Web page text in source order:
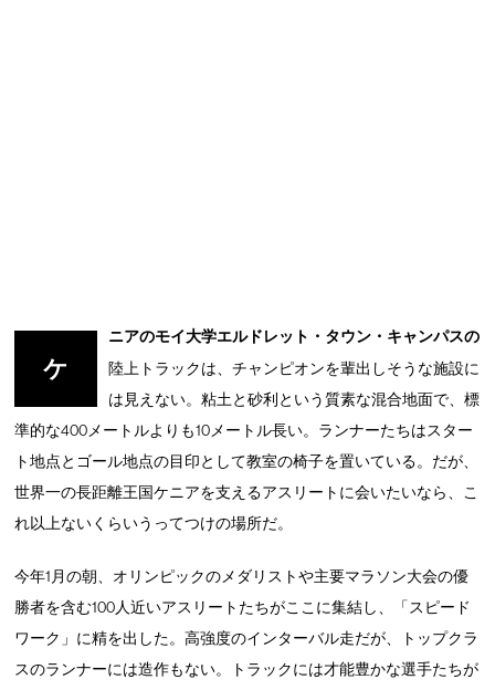
ケ
ニアのモイ大学エルドレット・タウン・キャンパスの
陸上トラックは、チャンピオンを輩出しそうな施設に
は見えない。粘土と砂利という質素な混合地面で、標
準的な400メートルよりも10メートル長い。ランナーたちはスター
ト地点とゴール地点の目印として教室の椅子を置いている。だが、
世界一の長距離王国ケニアを支えるアスリートに会いたいなら、こ
れ以上ないくらいうってつけの場所だ。
今年1月の朝、オリンピックのメダリストや主要マラソン大会の優
勝者を含む100人近いアスリートたちがここに集結し、「スピード
ワーク」に精を出した。高強度のインターバル走だが、トップクラ
スのランナーには造作もない。トラックには才能豊かな選手たちが